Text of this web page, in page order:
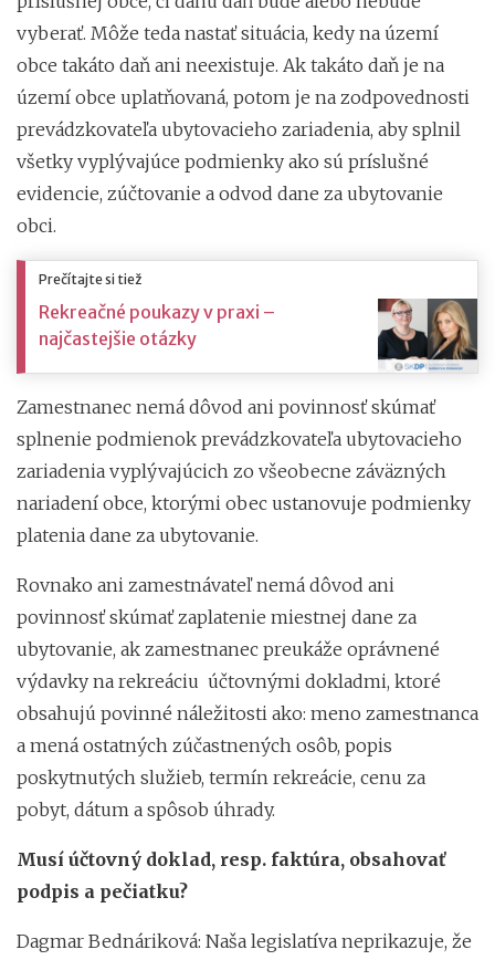
vyberať. Môže teda nastať situácia, kedy na území
obce takáto daň ani neexistuje. Ak takáto daň je na
území obce uplatňovaná, potom je na zodpovednosti
prevádzkovateľa ubytovacieho zariadenia, aby splnil
všetky vyplývajúce podmienky ako sú príslušné
evidencie, zúčtovanie a odvod dane za ubytovanie
obci.
Prečítajte si tiež
Rekreačné poukazy v praxi –
najčastejšie otázky
Zamestnanec nemá dôvod ani povinnosť skúmať
splnenie podmienok prevádzkovateľa ubytovacieho
zariadenia vyplývajúcich zo všeobecne záväzných
nariadení obce, ktorými obec ustanovuje podmienky
platenia dane za ubytovanie.
Rovnako ani zamestnávateľ nemá dôvod ani
povinnosť skúmať zaplatenie miestnej dane za
ubytovanie, ak zamestnanec preukáže oprávnené
výdavky na rekreáciu účtovnými dokladmi, ktoré
obsahujú povinné náležitosti ako: meno zamestnanca
a mená ostatných zúčastnených osôb, popis
poskytnutých služieb, termín rekreácie, cenu za
pobyt, dátum a spôsob úhrady.
Musí účtovný doklad, resp. faktúra, obsahovať
podpis a pečiatku?
Dagmar Bednáriková: Naša legislatíva neprikazuje, že